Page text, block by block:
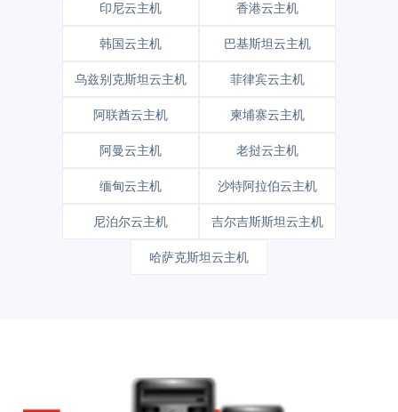
印尼云主机 香港云主机
韩国云主机 巴基斯坦云主机
乌兹别克斯坦云主机 菲律宾云主机
阿联酋云主机 柬埔寨云主机
阿曼云主机 老挝云主机
缅甸云主机 沙特阿拉伯云主机
尼泊尔云主机 吉尔吉斯斯坦云主机
哈萨克斯坦云主机